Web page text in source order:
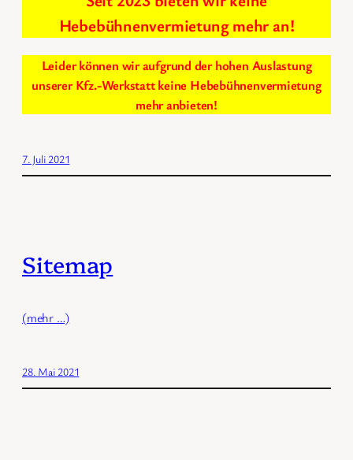
Hebebühnenvermietung mehr an!
Leider können wir aufgrund der hohen Auslastung
unserer Kfz.-Werkstatt keine Hebebühnenvermietung
mehr anbieten!
7. Juli 2021
Sitemap
(mehr …)
28. Mai 2021